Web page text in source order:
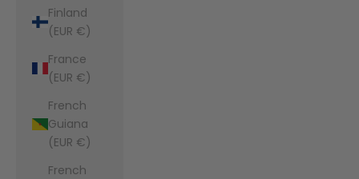
Finland
(EUR €)
France
(EUR €)
French
Guiana
(EUR €)
French